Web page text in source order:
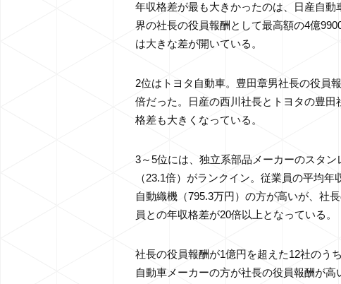
年収格差が最も大きかったのは、日産自
界の社長の役員報酬として最高額の4億
は大きな差が開いている。
2位はトヨタ自動車。豊田章男社長の役員
倍だった。日産の西川社長とトヨタの豊
格差も大きくなっている。
3～5位には、独立系部品メーカーのスタ
（23.1倍）がランクイン。従業員の平均
自動織機（795.3万円）の方が高いが、社
員との年収格差が20倍以上となっている。
社長の役員報酬が1億円を超えた12社のう
自動車メーカーの方が社長の役員報酬が